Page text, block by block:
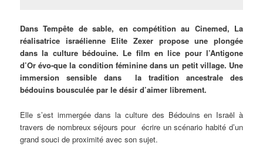
Dans Tempête de sable, en compétition au Cinemed, La
réalisatrice israélienne Elite Zexer propose une plongée
dans la culture bédouine. Le film en lice pour l’Antigone
d’Or évo-que la condition féminine dans un petit village. Une
immersion sensible dans la tradition ancestrale des
bédouins bousculée par le désir d’aimer librement.
Elle s’est immergée dans la culture des Bédouins en Israël à
travers de nombreux séjours pour écrire un scénario habité d’un
grand souci de proximité avec son sujet.